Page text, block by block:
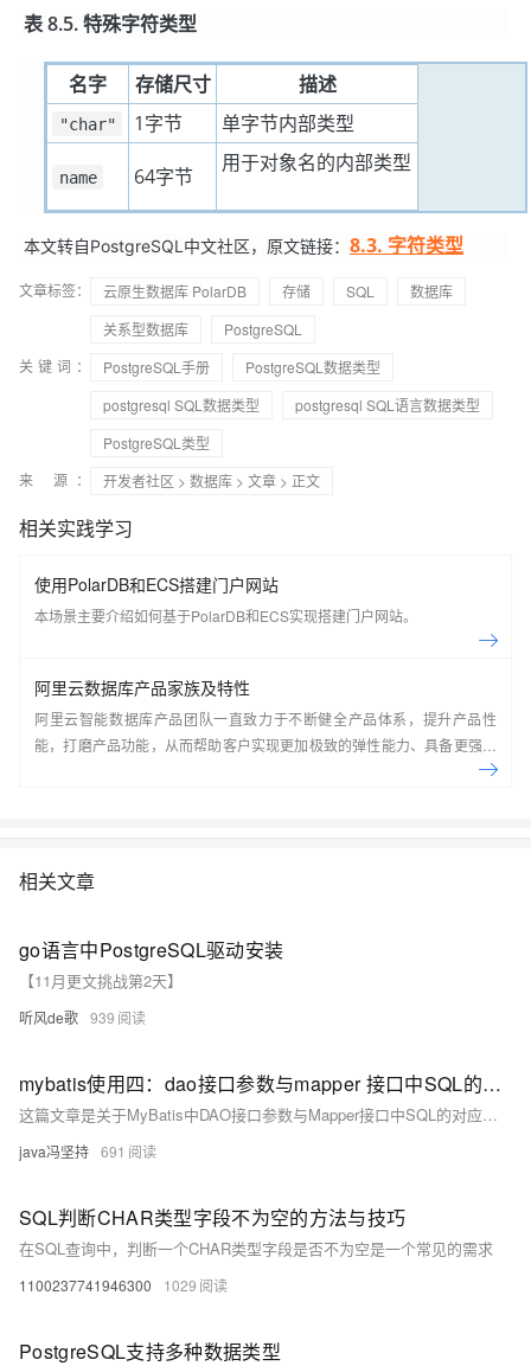
表 8.5. 特殊字符类型
名字 存储尺寸 描述
"char" 1字节 单字节内部类型
name 64字节
用于对象名的内部类型
本文转自PostgreSQL中文社区，原文链接： 8.3. 字符类型
文章标签： 云原生数据库 PolarDB 存储 SQL
数据库
关系型数据库
PostgreSQL
关键词：
PostgreSQL手册
PostgreSQL数据类型
postgresql SQL数据类型
postgresql SQL语言数据类型
PostgreSQL类型
来 源：
开发者社区 > 数据库 > 文章 > 正文
相关实践学习
使用PolarDB和ECS搭建门户网站
本场景主要介绍如何基于PolarDB和ECS实现搭建门户网站。
阿里云数据库产品家族及特性
阿里云智能数据库产品团队一直致力于不断健全产品体系，提升产品性
能，打磨产品功能，从而帮助客户实现更加极致的弹性能力、具备更强的
扩展能力、并利用云设施进一步降低企业成本。以云原生+分布式为核心
台，为阿里巴巴经济体以及各个行业的企业客户和开发者提供从公共云到
数据库产品家族及特性。
相关文章
go语言中PostgreSQL驱动安装
【11月更文挑战第2天】
听风de歌 939
mybatis使用四：dao接口参数与mapper 接口中SQL的对应和对应方式的总结，MyBatis的parameterType传入参数类型
这篇文章是关于MyBatis中DAO接口参数与Mapper接口中SQL的对应关系，以及如何使用parameterType传入参数类型的详细总结。
java冯坚持 691
SQL判断CHAR类型字段不为空的方法与技巧
在SQL查询中，判断一个CHAR类型字段是否不为空是一个常见的需求
1100237741946300 1029
PostgreSQL支持多种数据类型